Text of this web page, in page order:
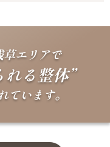
エリアで
れる整体”
ています。